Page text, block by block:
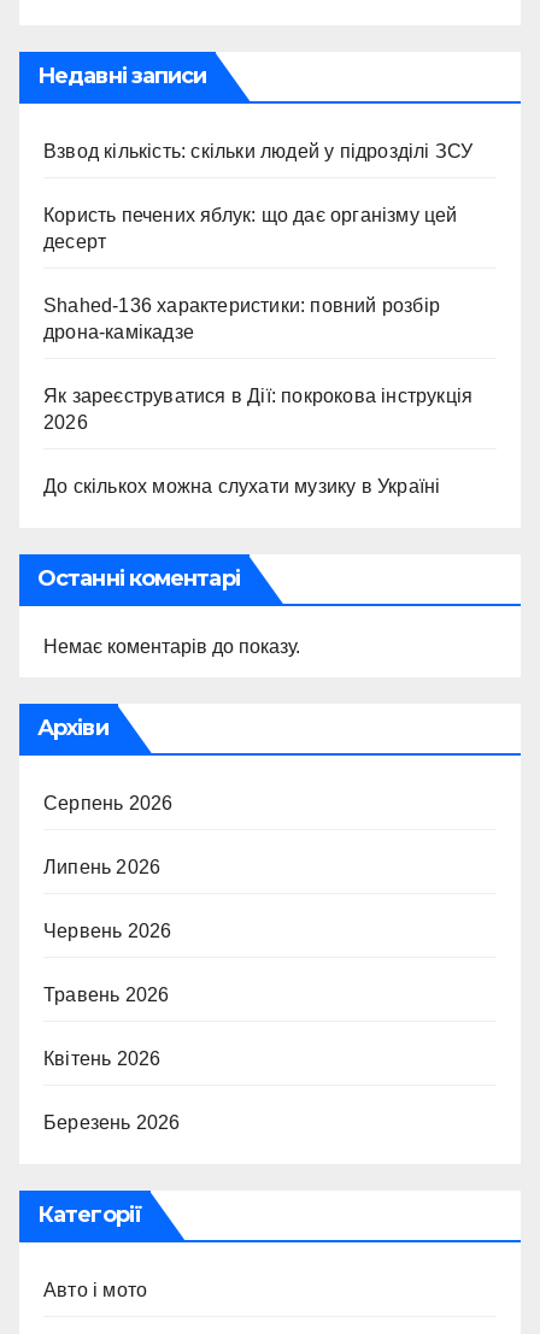
Недавні записи
Взвод кількість: скільки людей у підрозділі ЗСУ
Користь печених яблук: що дає організму цей
десерт
Shahed-136 характеристики: повний розбір
дрона-камікадзе
Як зареєструватися в Дії: покрокова інструкція
2026
До скількох можна слухати музику в Україні
Останні коментарі
Немає коментарів до показу.
Архіви
Серпень 2026
Липень 2026
Червень 2026
Травень 2026
Квітень 2026
Березень 2026
Категорії
Авто і мото